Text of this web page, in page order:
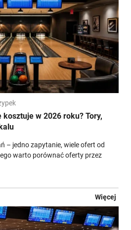
w 2026 roku? Tory,
– jedno zapytanie, wiele ofert od
warto porównać oferty przez
Więcej